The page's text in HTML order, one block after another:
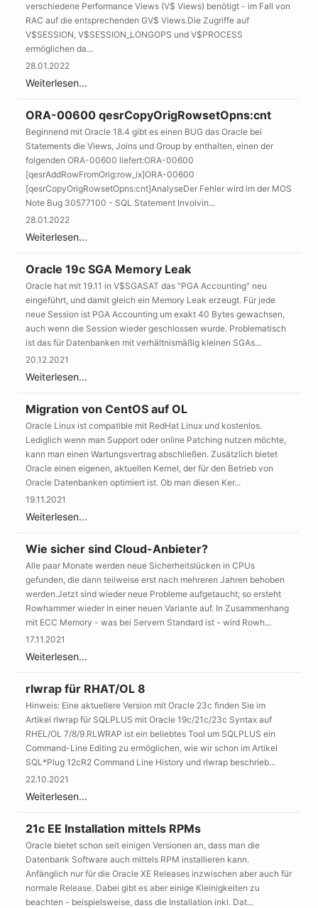
verschiedene Performance Views (V$ Views) benötigt - im Fall von
RAC auf die entsprechenden GV$ Views.Die Zugriffe auf
V$SESSION, V$SESSION_LONGOPS und V$PROCESS
ermöglichen da...
28.01.2022
Weiterlesen...
ORA-00600 qesrCopyOrigRowsetOpns:cnt
Beginnend mit Oracle 18.4 gibt es einen BUG das Oracle bei
Statements die Views, Joins und Group by enthalten, einen der
folgenden ORA-00600 liefert:ORA-00600
[qesrAddRowFromOrig:row_ix]ORA-00600
[qesrCopyOrigRowsetOpns:cnt]AnalyseDer Fehler wird im der MOS
Note Bug 30577100 - SQL Statement Involvin...
28.01.2022
Weiterlesen...
Oracle 19c SGA Memory Leak
Oracle hat mit 19.11 in V$SGASAT das "PGA Accounting" neu
eingeführt, und damit gleich ein Memory Leak erzeugt. Für jede
neue Session ist PGA Accounting um exakt 40 Bytes gewachsen,
auch wenn die Session wieder geschlossen wurde. Problematisch
ist das für Datenbanken mit verhältnismäßig kleinen SGAs...
20.12.2021
Weiterlesen...
Migration von CentOS auf OL
Oracle Linux ist compatible mit RedHat Linux und kostenlos.
Lediglich wenn man Support oder online Patching nutzen möchte,
kann man einen Wartungsvertrag abschließen. Zusätzlich bietet
Oracle einen eigenen, aktuellen Kernel, der für den Betrieb von
Oracle Datenbanken optimiert ist. Ob man diesen Ker...
19.11.2021
Weiterlesen...
Wie sicher sind Cloud-Anbieter?
Alle paar Monate werden neue Sicherheitslücken in CPUs
gefunden, die dann teilweise erst nach mehreren Jahren behoben
werden.Jetzt sind wieder neue Probleme aufgetaucht; so ersteht
Rowhammer wieder in einer neuen Variante auf. In Zusammenhang
mit ECC Memory - was bei Servern Standard ist - wird Rowh...
17.11.2021
Weiterlesen...
rlwrap für RHAT/OL 8
Hinweis: Eine aktuellere Version mit Oracle 23c finden Sie im
Artikel rlwrap für SQLPLUS mit Oracle 19c/21c/23c Syntax auf
RHEL/OL 7/8/9.RLWRAP ist ein beliebtes Tool um SQLPLUS ein
Command-Line Editing zu ermöglichen, wie wir schon im Artikel
SQL*Plug 12cR2 Command Line History und rlwrap beschrieb...
22.10.2021
Weiterlesen...
21c EE Installation mittels RPMs
Oracle bietet schon seit einigen Versionen an, dass man die
Datenbank Software auch mittels RPM installieren kann.
Anfänglich nur für die Oracle XE Releases inzwischen aber auch für
normale Release. Dabei gibt es aber einige Kleinigkeiten zu
beachten - beispielsweise, dass die Installation inkl. Dat...